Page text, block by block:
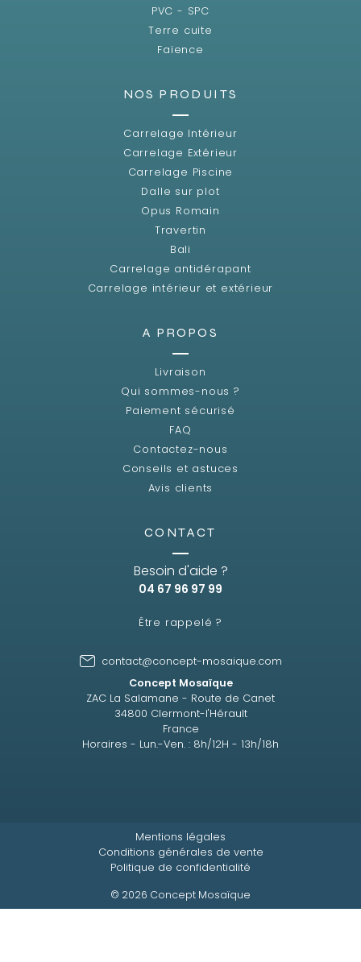
PVC - SPC
Terre cuite
Faïence
NOS PRODUITS
Carrelage Intérieur
Carrelage Extérieur
Carrelage Piscine
Dalle sur plot
Opus Romain
Travertin
Bali
Carrelage antidérapant
Carrelage intérieur et extérieur
A PROPOS
Livraison
Qui sommes-nous ?
Paiement sécurisé
FAQ
Contactez-nous
Conseils et astuces
Avis clients
CONTACT
Besoin d'aide ?
04 67 96 97 99
Être rappelé ?
contact@concept-mosaique.com
Concept Mosaïque
ZAC La Salamane - Route de Canet
34800 Clermont-l'Hérault
France
Horaires - Lun.-Ven. : 8h/12H - 13h/18h
© 2026 Concept Mosaïque
Mentions légales
Conditions générales de vente
Politique de confidentialité